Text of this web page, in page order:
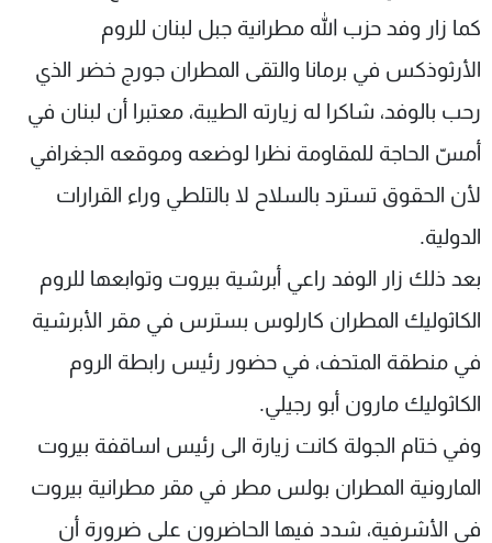
كما زار وفد حزب الله مطرانية جبل لبنان للروم
الأرثوذكس في برمانا والتقى المطران جورج خضر الذي
رحب بالوفد، شاكرا له زيارته الطيبة، معتبرا أن لبنان في
أمسّ الحاجة للمقاومة نظرا لوضعه وموقعه الجغرافي
لأن الحقوق تسترد بالسلاح لا بالتلطي وراء القرارات
الدولية.
بعد ذلك زار الوفد راعي أبرشية بيروت وتوابعها للروم
الكاثوليك المطران كارلوس بسترس في مقر الأبرشية
في منطقة المتحف، في حضور رئيس رابطة الروم
الكاثوليك مارون أبو رجيلي.
وفي ختام الجولة كانت زيارة الى رئيس اساقفة بيروت
المارونية المطران بولس مطر في مقر مطرانية بيروت
في الأشرفية، شدد فيها الحاضرون على ضرورة أن